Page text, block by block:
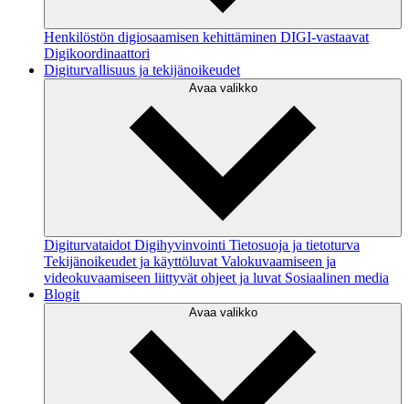
Henkilöstön digiosaamisen kehittäminen DIGI-vastaavat
Digikoordinaattori
Digiturvallisuus ja tekijänoikeudet
Avaa valikko
Digiturvataidot Digihyvinvointi Tietosuoja ja tietoturva
Tekijänoikeudet ja käyttöluvat Valokuvaamiseen ja
videokuvaamiseen liittyvät ohjeet ja luvat Sosiaalinen media
Blogit
Avaa valikko